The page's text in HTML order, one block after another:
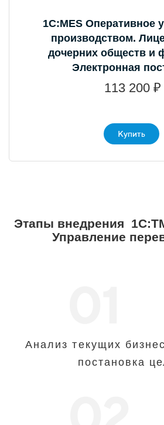
1С:MES Оперативное
производством.
дочерних обществ и
Электронная
113 200 ₽
Купить
Этапы внедрения
Управление
Анализ текущих
постановка